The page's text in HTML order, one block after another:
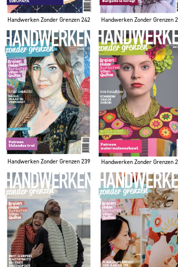
Handwerken Zonder Grenzen 242 Handwerken Zonder Grenzen
Handwerken Zonder Grenzen 239 Handwerken Zonder Grenzen